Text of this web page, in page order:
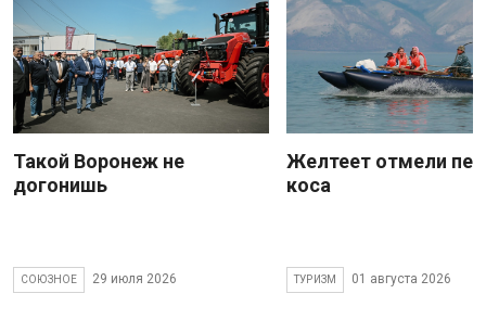
Такой Воронеж не
догонишь
СОЮЗНОЕ 29 июля 2026
Желтеет отмели
коса
ТУРИЗМ 01 августа 2026